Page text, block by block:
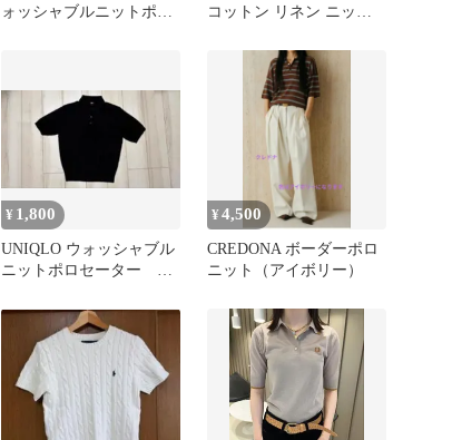
ォッシャブルニットポロ
コットン リネン ニット
¥ 1,800
UNIQLO ウォッシャブル
ニットポロセーター ブ
¥4,500
CREDONA ボーダーポロ
ニット（アイボリー）